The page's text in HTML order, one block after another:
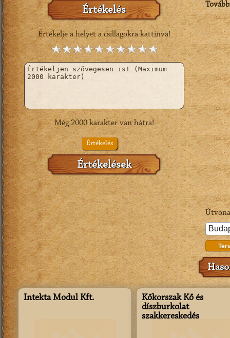
Értékelés
Értékelje a helyet a csillagokra kattinva!
Még2000karakter van hátra!
Értékelés
Értékelések
Intekta Modul Kft.
Kőkorszak Kő és
díszburkolat
szakkereskedés